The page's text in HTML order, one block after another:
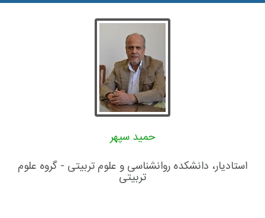
حمید سپهر
استادیار، دانشکده روانشناسی و علوم تربیتی - گروه علوم
تربیتی